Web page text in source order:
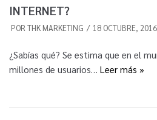
INTERNET?
POR THK MARKETING 18 OCTUBRE, 2016
¿Sabías qué? Se estima que en el
millones de usuarios… Leer más »